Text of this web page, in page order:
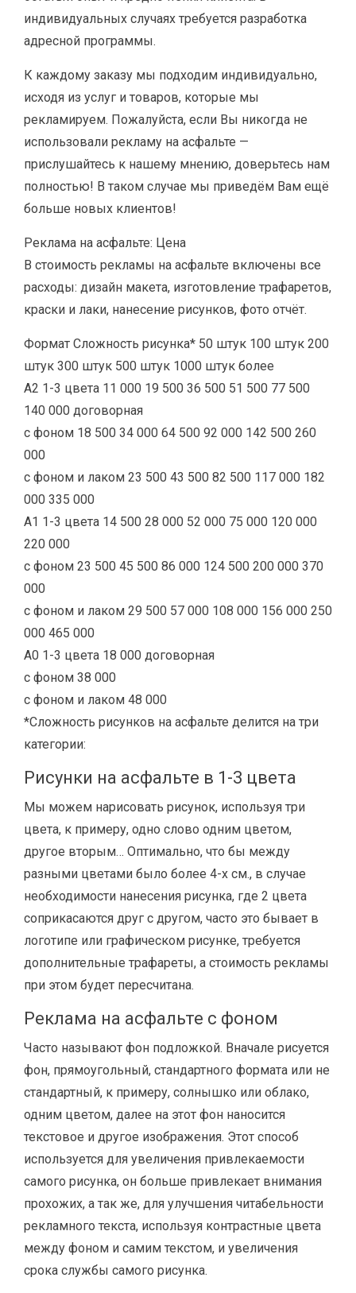
индивидуальных случаях требуется разработка
адресной программы.
К каждому заказу мы подходим индивидуально,
исходя из услуг и товаров, которые мы
рекламируем. Пожалуйста, если Вы никогда не
использовали рекламу на асфальте —
прислушайтесь к нашему мнению, доверьтесь нам
полностью! В таком случае мы приведём Вам ещё
больше новых клиентов!
Реклама на асфальте: Цена
В стоимость рекламы на асфальте включены все
расходы: дизайн макета, изготовление трафаретов,
краски и лаки, нанесение рисунков, фото отчёт.
Формат Сложность рисунка* 50 штук 100 штук 200
штук 300 штук 500 штук 1000 штук более
А2 1-3 цвета 11 000 19 500 36 500 51 500 77 500
140 000 договорная
с фоном 18 500 34 000 64 500 92 000 142 500 260
000
с фоном и лаком 23 500 43 500 82 500 117 000 182
000 335 000
А1 1-3 цвета 14 500 28 000 52 000 75 000 120 000
220 000
с фоном 23 500 45 500 86 000 124 500 200 000 370
000
с фоном и лаком 29 500 57 000 108 000 156 000 250
000 465 000
А0 1-3 цвета 18 000 договорная
с фоном 38 000
с фоном и лаком 48 000
*Сложность рисунков на асфальте делится на три
категории:
Рисунки на асфальте в 1-3 цвета
Мы можем нарисовать рисунок, используя три
цвета, к примеру, одно слово одним цветом,
другое вторым… Оптимально, что бы между
разными цветами было более 4-х см., в случае
необходимости нанесения рисунка, где 2 цвета
соприкасаются друг с другом, часто это бывает в
логотипе или графическом рисунке, требуется
дополнительные трафареты, а стоимость рекламы
при этом будет пересчитана.
Реклама на асфальте с фоном
Часто называют фон подложкой. Вначале рисуется
фон, прямоугольный, стандартного формата или не
стандартный, к примеру, солнышко или облако,
одним цветом, далее на этот фон наносится
текстовое и другое изображения. Этот способ
используется для увеличения привлекаемости
самого рисунка, он больше привлекает внимания
прохожих, а так же, для улучшения читабельности
рекламного текста, используя контрастные цвета
между фоном и самим текстом, и увеличения
срока службы самого рисунка.